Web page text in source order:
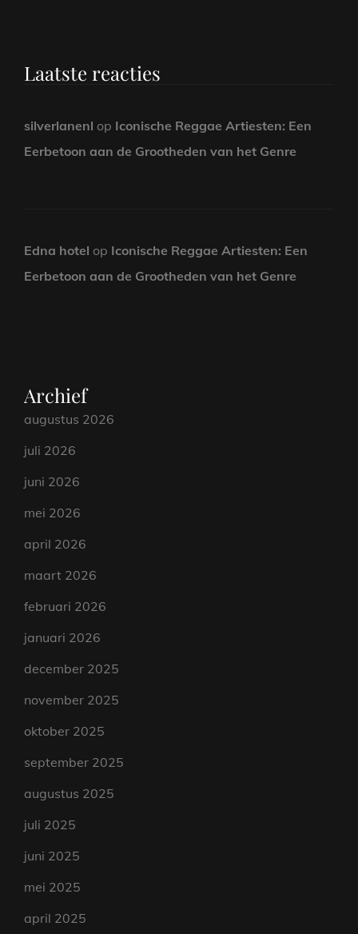
Laatste reacties
silverlanenl op Iconische Reggae Artiesten: Een
Eerbetoon aan de Grootheden van het Genre
Edna hotel op Iconische Reggae Artiesten: Een
Eerbetoon aan de Grootheden van het Genre
Archief
augustus 2026
juli 2026
juni 2026
mei 2026
april 2026
maart 2026
februari 2026
januari 2026
december 2025
november 2025
oktober 2025
september 2025
augustus 2025
juli 2025
juni 2025
mei 2025
april 2025